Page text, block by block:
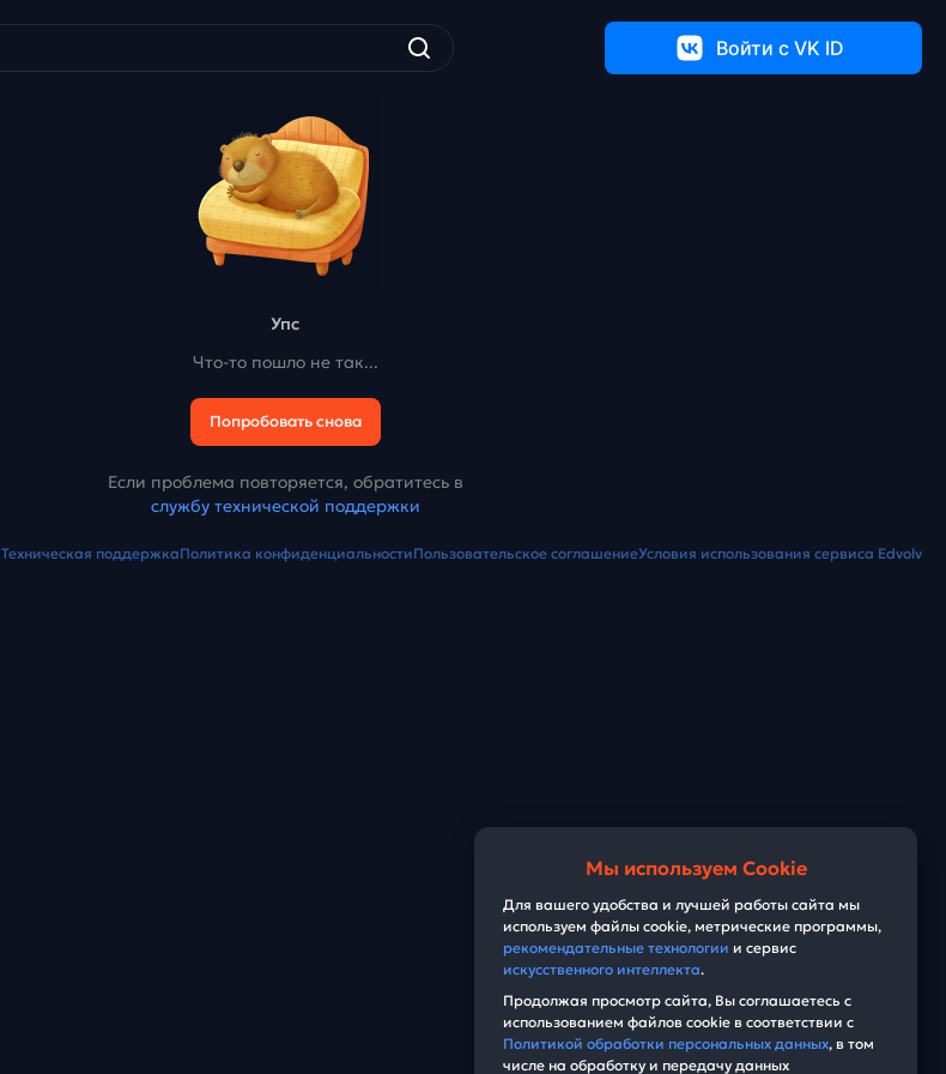
Войти c VK ID
Упс
Что-то пошло не так...
Попробовать снова
Если проблема повторяется, обратитесь в
службу технической поддержки
Техническая поддержкаПолитика конфиденциальностиПользовательское соглашениеУсловия использования сервиса Edvolv
Мы используем Cookie
Для вашего удобства и лучшей работы сайта мы
используем файлы cookie, метрические программы,
рекомендательные технологии и сервис
искусственного интеллекта.
Продолжая просмотр сайта, Вы соглашаетесь с
использованием файлов cookie в соответствии с
Политикой обработки персональных данных, в том
числе на обработку и передачу данных